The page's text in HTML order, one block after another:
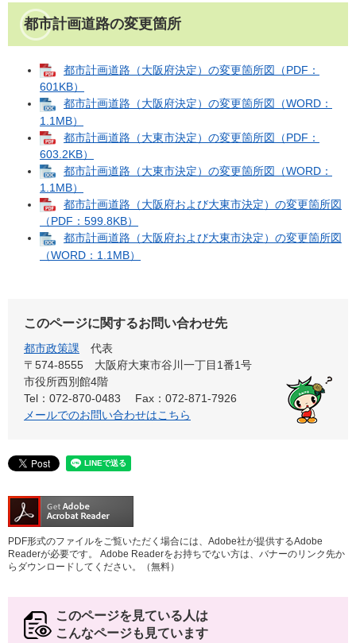
都市計画道路の変更箇所
都市計画道路（大阪府決定）の変更箇所図（PDF：
601KB）
都市計画道路（大阪府決定）の変更箇所図（WORD：
1.1MB）
都市計画道路（大東市決定）の変更箇所図（PDF：
603.2KB）
都市計画道路（大東市決定）の変更箇所図（WORD：
1.1MB）
都市計画道路（大阪府および大東市決定）の変更箇所図
（PDF：599.8KB）
都市計画道路（大阪府および大東市決定）の変更箇所図
（WORD：1.1MB）
このページに関するお問い合わせ先
都市政策課
代表
〒574-8555 大阪府大東市谷川一丁目1番1号
市役所西別館4階
Tel：072-870-0483
Fax：072-871-7926
メールでのお問い合わせはこちら
PDF形式のファイルをご覧いただく場合には、Adobe社が提供するAdobe
Readerが必要です。
Adobe Readerをお持ちでない方は、バナーのリンク先か
らダウンロードしてください。（無料）
このページを見ている人は
こんなページも見ています